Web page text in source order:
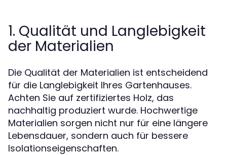
1. Qualität und Langlebigkeit
der Materialien
Die Qualität der Materialien ist entscheidend
für die Langlebigkeit Ihres Gartenhauses.
Achten Sie auf zertifiziertes Holz, das
nachhaltig produziert wurde. Hochwertige
Materialien sorgen nicht nur für eine längere
Lebensdauer, sondern auch für bessere
Isolationseigenschaften.